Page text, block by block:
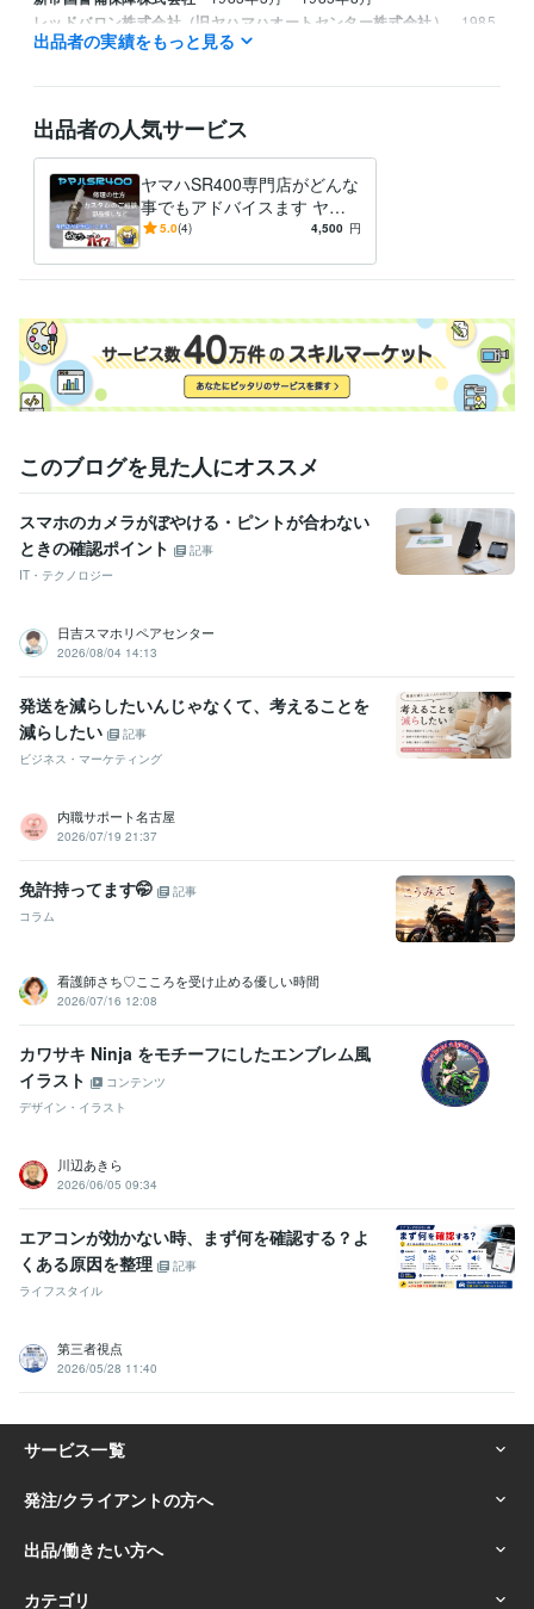
レッドバロン株式会社（旧ヤハマハオートセンター株式会社）
1985
年8月 ~ 1995年8月
資格・検定
ガソリン2級自動車整備士 取得年 : 1983年
普通自動車運転免許 取得年 : 1981年
普通自動二輪免許 取得年 : 1982年
中型自動車第一種運転免許 取得年 : 1980年
二級自動車整備士（ガソリン・ジーゼル・シャシ・二輪）
981年
ガス溶接技能者 取得年 : 1980年
得意分野
学習指導・資格・キャリア相談 オートバイの整備
学歴
出品者の実績をもっと見る
出品者の人気サービス
ヤマハSR400専門店がどんな
事でもアドバイスます ヤマ
ハSR400専門店が全面アドバ
5.0(4) 4,500 円
このブログを見た人にオススメ
スマホのカメラがぼやける・ピントが合わない
ときの確認ポイント
記事
IT・テクノロジー
日吉スマホリペアセンター
2026/08/04 14:13
発送を減らしたいんじゃなくて、考えることを
減らしたい
記事
ビジネス・マーケティング
内職サポート名古屋
2026/07/19 21:37
免許持ってます🤭
記事
コラム
看護師さち♡こころを受け止める優しい時間
2026/07/16 12:08
カワサキ Ninja をモチーフにしたエンブレム風
イラスト
コンテンツ
デザイン・イラスト
川辺あきら
2026/06/05 09:34
エアコンが効かない時、まず何を確認する？よ
くある原因を整理
記事
ライフスタイル
第三者視点
2026/05/28 11:40